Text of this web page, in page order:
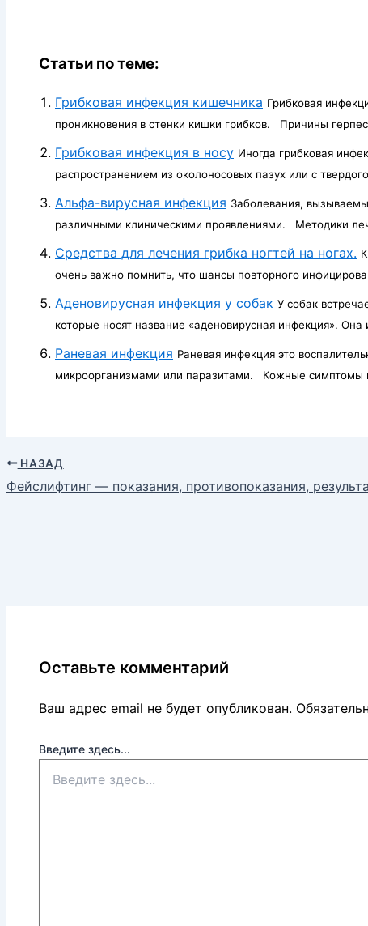
Статьи по теме:
Грибковая инфекция кишечника Грибковая
проникновения в стенки кишки грибков. Причины
Грибковая инфекция в носу Иногда грибковая
распространением из околоносовых пазух или с
Альфа-вирусная инфекция Заболевания,
различными клиническими проявлениями. Методики
Средства для лечения грибка ногтей на ногах.
очень важно помнить, что шансы повторного
Аденовирусная инфекция у собак У собак
которые носят название «аденовирусная инфекция». Она
Раневая инфекция Раневая инфекция это
микроорганизмами или паразитами. Кожные симптомы
НАЗАД
Фейслифтинг — показания, противопоказания,
Оставьте комментарий
Ваш адрес email не будет опубликован.
Введите здесь...